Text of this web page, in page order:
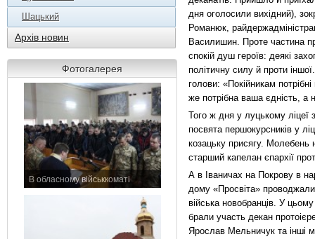
Шацький
Архів новин
Фотогалерея
В обласному військкоматі
дня оголосили вихідний),
Романюк,
Василишин. Проте частина
спокій душ героїв: деякі
політичну силу й проти
голови: «Покійникам
же потрібна ваша єдність, а
Того ж дня у луцькому ліцеї
посвята першокурсників у
козацьку присягу. Молебень
старший капелан єпархії
А в Іваничах на Покрову в
дому «Просвіта»
війська новобранців. У цьому
брали участь декан
Ярослав Мельничук та інші